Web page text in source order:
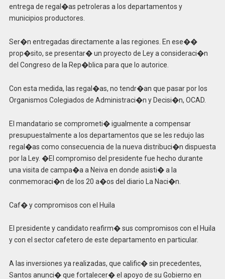
entrega de regal�as petroleras a los departamentos y
municipios productores.
Ser�n entregadas directamente a las regiones. En ese��
prop�sito, se presentar� un proyecto de Ley a consideraci�n
del Congreso de la Rep�blica para que lo autorice.
Con esta medida, las regal�as, no tendr�an que pasar por los
Organismos Colegiados de Administraci�n y Decisi�n, OCAD.
El mandatario se comprometi� igualmente a compensar
presupuestalmente a los departamentos que se les redujo las
regal�as como consecuencia de la nueva distribuci�n dispuesta
por la Ley. �El compromiso del presidente fue hecho durante
una visita de campa�a a Neiva en donde asisti� a la
conmemoraci�n de los 20 a�os del diario La Naci�n.
Caf� y compromisos con el Huila
El presidente y candidato reafirm� sus compromisos con el Huila
y con el sector cafetero de este departamento en particular.
A las inversiones ya realizadas, que calific� sin precedentes,
Santos anunci� que fortalecer� el apoyo de su Gobierno en